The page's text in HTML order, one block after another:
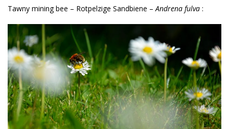
Tawny mining bee – Rotpelzige Sandbiene –Andrena fulva :